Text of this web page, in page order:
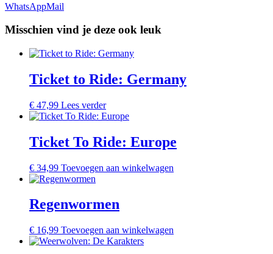
WhatsAppMail
Misschien vind je deze ook leuk
Ticket to Ride: Germany
€ 47,99 Lees verder
Ticket To Ride: Europe
€ 34,99 Toevoegen aan winkelwagen
Regenwormen
€ 16,99 Toevoegen aan winkelwagen